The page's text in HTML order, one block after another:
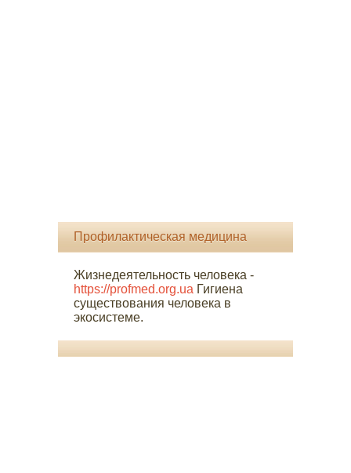
Профилактическая медицина
Жизнедеятельность человека -
https://profmed.org.ua Гигиена
существования человека в
экосистеме.